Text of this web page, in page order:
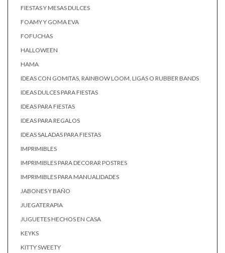
FIESTAS Y MESAS DULCES
FOAMY Y GOMA EVA
FOFUCHAS
HALLOWEEN
HAMA
IDEAS CON GOMITAS, RAINBOW LOOM, LIGAS O RUBBER BANDS
IDEAS DULCES PARA FIESTAS
IDEAS PARA FIESTAS
IDEAS PARA REGALOS
IDEAS SALADAS PARA FIESTAS
IMPRIMIBLES
IMPRIMIBLES PARA DECORAR POSTRES
IMPRIMIBLES PARA MANUALIDADES
JABONES Y BAÑO
JUEGATERAPIA
JUGUETES HECHOS EN CASA
KEYKS
KITTY SWEETY